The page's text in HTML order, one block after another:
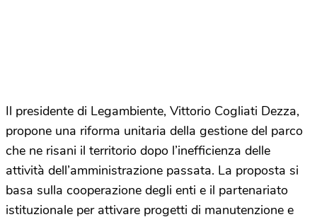
Il presidente di Legambiente, Vittorio Cogliati Dezza,
propone una riforma unitaria della gestione del parco
che ne risani il territorio dopo l’inefficienza delle
attività dell’amministrazione passata. La proposta si
basa sulla cooperazione degli enti e il partenariato
istituzionale per attivare progetti di manutenzione e